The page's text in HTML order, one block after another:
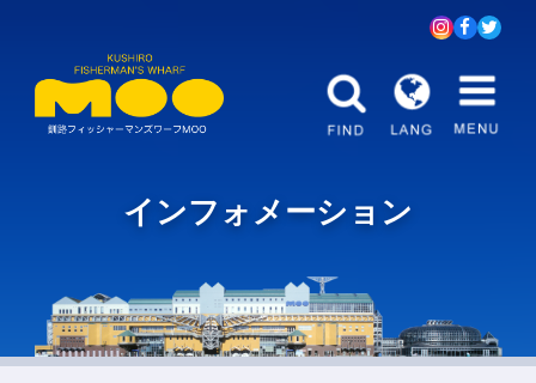
インフォメーション